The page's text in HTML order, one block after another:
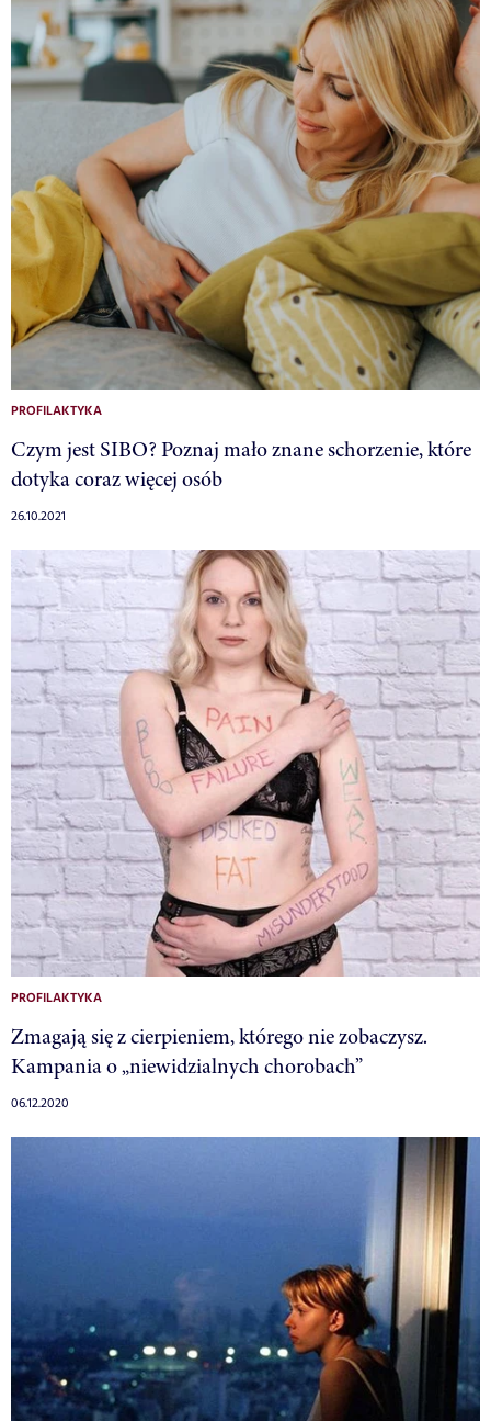
PROFILAKTYKA
Czym jest SIBO? Poznaj mało znane schorzenie, które
dotyka coraz więcej osób
26.10.2021
PROFILAKTYKA
Zmagają się z cierpieniem, którego nie zobaczysz.
Kampania o „niewidzialnych chorobach”
06.12.2020